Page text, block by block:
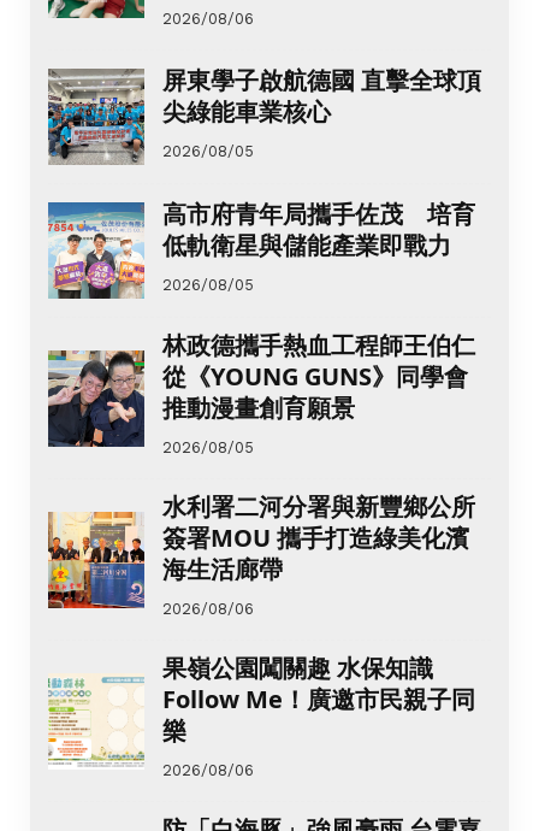
2026/08/06
屏東學子啟航德國 直擊全球頂
尖綠能車業核心
2026/08/05
高市府青年局攜手佐茂 培育
低軌衛星與儲能產業即戰力
2026/08/05
林政德攜手熱血工程師王伯仁
從《YOUNG GUNS》同學會
推動漫畫創育願景
2026/08/05
水利署二河分署與新豐鄉公所
簽署MOU 攜手打造綠美化濱
海生活廊帶
2026/08/06
果嶺公園闖關趣 水保知識
Follow Me！廣邀市民親子同
樂
2026/08/06